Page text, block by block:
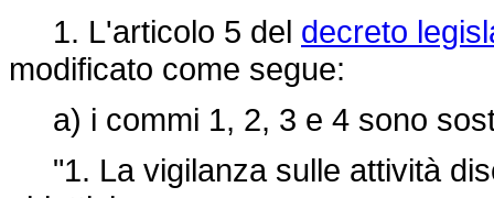
1. L'articolo 5 del decreto
modificato come segue:
a) i commi 1, 2, 3 e 4 sono
"1. La vigilanza sulle attività